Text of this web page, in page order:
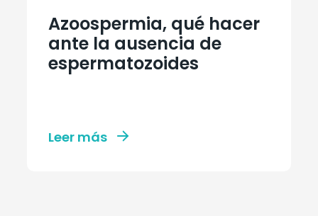
Azoospermia, qué hacer
ante la ausencia de
espermatozoides
Leer más